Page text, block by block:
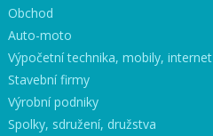
Obchod
Auto-moto
Výpočetní technika, mobily, internet
Stavební firmy
Výrobní podniky
Spolky, sdružení, družstva